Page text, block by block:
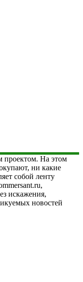
проектом. На этом
ни какие
собой ленту
искажения,
новостей